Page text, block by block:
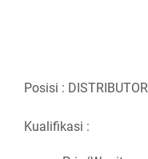
Posisi :
Kualifikasi :